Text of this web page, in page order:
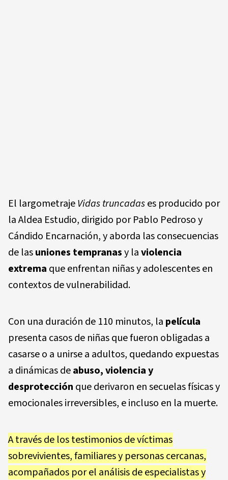
El largometrajeVidas truncadases producido por
la Aldea Estudio, dirigido por Pablo Pedroso y
Cándido Encarnación, y aborda las consecuencias
de lasuniones tempranasy laviolencia
extrema que enfrentan niñas y adolescentes en
contextos de vulnerabilidad.
Con una duración de 110 minutos, la película
presenta casos de niñas que fueron obligadas a
casarse o a unirse a adultos, quedando expuestas
a dinámicas deabuso, violencia y
desprotección que derivaron en secuelas físicas y
emocionales irreversibles, e incluso en la muerte.
A través de los testimonios de víctimas
sobrevivientes, familiares y personas cercanas,
acompañados por el análisis de especialistas y